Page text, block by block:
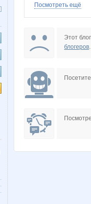
Naatka
Посмотреть ещё
Этот
блогеров.